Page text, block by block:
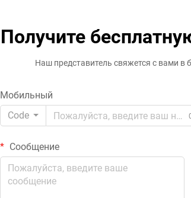
Получите
Наш представитель свяжется с вами в
Мобильный
Code
Сообщение